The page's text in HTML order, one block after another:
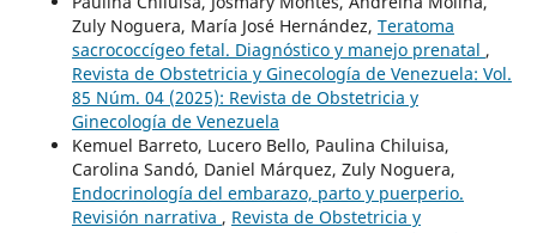
Zuly Noguera, María José Hernández, Teratoma
sacrococcígeo fetal. Diagnóstico y manejo prenatal ,
Revista de Obstetricia y Ginecología de Venezuela: Vol.
85 Núm. 04 (2025): Revista de Obstetricia y
Ginecología de Venezuela
Kemuel Barreto, Lucero Bello, Paulina Chiluisa,
Carolina Sandó, Daniel Márquez, Zuly Noguera,
Endocrinología del embarazo, parto y puerperio.
Revisión narrativa , Revista de Obstetricia y